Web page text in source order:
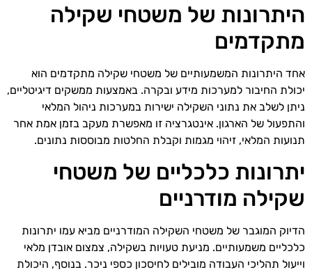
היתרונות של משטחי שקילה
מתקדמים
אחד היתרונות המשמעותיים של משטחי שקילה מתקדמים הוא
יכולת החיבור למערכות מידע ובקרה. באמצעות ממשקים דיגיטליים,
ניתן לשלב את נתוני השקילה ישירות במערכות ניהול המלאי
והתפעול של הארגון. אינטגרציה זו מאפשרת מעקב בזמן אמת אחר
תנועות המלאי, זיהוי מגמות וקבלת החלטות מבוססות נתונים.
יתרונות כלכליים של משטחי
שקילה מודרניים
הדיוק המוגבר של משטחי השקילה המודרניים מביא עמו יתרונות
כלכליים משמעותיים. מניעת טעויות בשקילה, צמצום אובדן מלאי
וייעול תהליכי העבודה מובילים לחיסכון כספי ניכר. בנוסף, היכולת